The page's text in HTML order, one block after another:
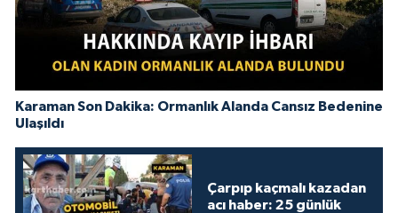
Karaman Son Dakika: Ormanlık Alanda Cansız Bedenine
Ulaşıldı
Çarpıp kaçmalı kazadan
acı haber: 25 günlük